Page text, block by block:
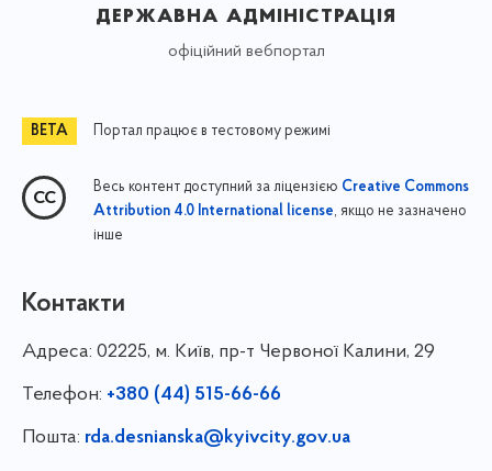
державна адміністрація
офіційний вебпортал
Портал працює в тестовому режимі
Весь контент доступний за ліцензією Creative Commons
Attribution 4.0 International license, якщо не зазначено
інше
Контакти
Адреса: 02225, м. Київ, пр-т Червоної Калини, 29
Телефон: +380 (44) 515-66-66
Пошта: rda.desnianska@kyivcity.gov.ua